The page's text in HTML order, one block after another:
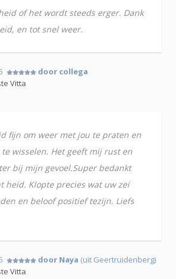
of het wordt steeds erger. Dank
en tot snel weer.
door collega
Vitta
fijn om weer met jou te praten en
te wisselen. Het geeft mij rust en
bij mijn gevoel.Super bedankt
heid. Klopte precies wat uw zei
en beloof positief tezijn. Liefs
door Naya (uit Geertruidenberg)
Vitta